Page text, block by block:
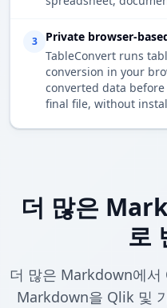
3
Private browser-
TableConvert runs
conversion in your
converted data
final file, without
더 많은
로
더 많은 Markdown에서
Markdown을 Qlik 및